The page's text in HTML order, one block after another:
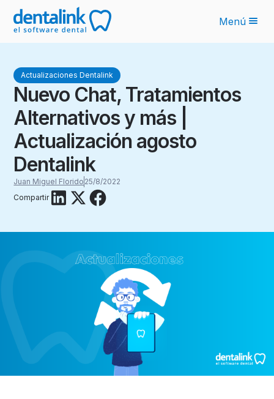
Novedades IA
Planes
Sobre nosotros
Blog
Recursos
Solicita tu cotización
Menú
Actualizaciones Dentalink
Nuevo Chat, Tratamientos
Alternativos y más |
Actualización agosto
Dentalink
Juan Miguel Florido 25/8/2022
Compartir